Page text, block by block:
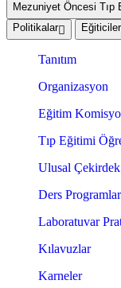
Mezuniyet Öncesi Tıp
Politikalar
Tanıtım
Organizasyon
Eğitim
Tıp Eğitimi
Ulusal
Ders
Laboratuvar
Kılavuzlar
Karneler